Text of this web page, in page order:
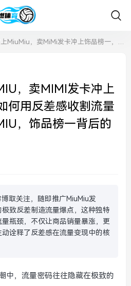
发卡冲上饰品榜一，她是如何用反差感收割流量的？擦边遇MiuMiu，饰品榜一背后的流量收割术
，卖MIMI发卡冲上
何用反差感收割流量
，饰品榜一背后的
取关注，随即推广MiuMiu发
致反差制造流量爆点，这种独特
瓶颈，不仅让商品销量暴涨，更
诠释了反差感在流量变现中的核
中，流量密码往往隐藏在极致的